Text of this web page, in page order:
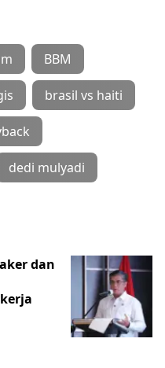
BBM
brasil vs haiti
dedi mulyadi
dan